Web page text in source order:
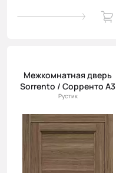
Межкомнатная дверь
Sorrento / Сорренто А3
Рустик